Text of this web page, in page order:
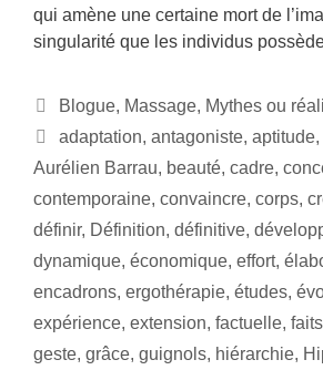
qui amène une certaine mort de
singularité que les individus
Blogue, Massage, Mythes ou
adaptation, antagoniste, aptitude,
Aurélien Barrau, beauté, cadre,
contemporaine, convaincre, corps,
définir, Définition, définitive,
dynamique, économique, effort,
encadrons, ergothérapie, études,
expérience, extension, factuelle, faits
geste, grâce, guignols, hiérarchie,